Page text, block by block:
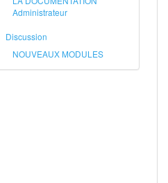
Administrateur
Discussion
NOUVEAUX MODULES